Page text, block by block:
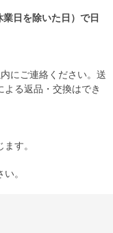
日を除いた日）で日
にご連絡ください。送
る返品・交換はでき
す。
。